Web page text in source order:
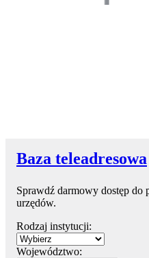
Baza teleadresowa
Sprawdź darmowy dostęp do
urzędów.
Rodzaj instytucji:
Województwo: